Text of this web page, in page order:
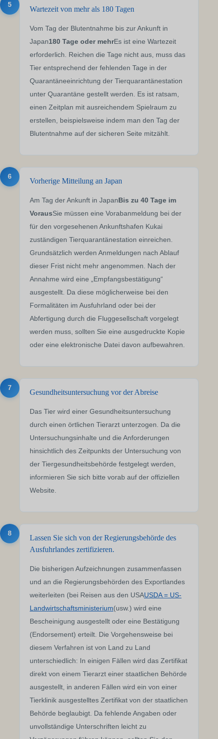
5
Wartezeit von mehr als 180 Tagen
Vom Tag der Blutentnahme bis zur Ankunft in
Japan180 Tage oder mehrEs ist eine Wartezeit
erforderlich. Reichen die Tage nicht aus, muss das
Tier entsprechend der fehlenden Tage in der
Quarantäneeinrichtung der Tierquarantänestation
unter Quarantäne gestellt werden. Es ist ratsam,
einen Zeitplan mit ausreichendem Spielraum zu
erstellen, beispielsweise indem man den Tag der
Blutentnahme auf der sicheren Seite mitzählt.
6
Vorherige Mitteilung an Japan
Am Tag der Ankunft in JapanBis zu 40 Tage im
VorausSie müssen eine Vorabanmeldung bei der
für den vorgesehenen Ankunftshafen Kukai
zuständigen Tierquarantänestation einreichen.
Grundsätzlich werden Anmeldungen nach Ablauf
dieser Frist nicht mehr angenommen. Nach der
Annahme wird eine „Empfangsbestätigung“
ausgestellt. Da diese möglicherweise bei den
Formalitäten im Ausfuhrland oder bei der
Abfertigung durch die Fluggesellschaft vorgelegt
werden muss, sollten Sie eine ausgedruckte Kopie
oder eine elektronische Datei davon aufbewahren.
7
Gesundheitsuntersuchung vor der Abreise
Das Tier wird einer Gesundheitsuntersuchung
durch einen örtlichen Tierarzt unterzogen. Da die
Untersuchungsinhalte und die Anforderungen
hinsichtlich des Zeitpunkts der Untersuchung von
der Tiergesundheitsbehörde festgelegt werden,
informieren Sie sich bitte vorab auf der offiziellen
Website.
8
Lassen Sie sich von der Regierungsbehörde des
Ausfuhrlandes zertifizieren.
Die bisherigen Aufzeichnungen zusammenfassen
und an die Regierungsbehörden des Exportlandes
weiterleiten (bei Reisen aus den USAUSDA = US-
Landwirtschaftsministerium(usw.) wird eine
Bescheinigung ausgestellt oder eine Bestätigung
(Endorsement) erteilt. Die Vorgehensweise bei
diesem Verfahren ist von Land zu Land
unterschiedlich: In einigen Fällen wird das Zertifikat
direkt von einem Tierarzt einer staatlichen Behörde
ausgestellt, in anderen Fällen wird ein von einer
Tierklinik ausgestelltes Zertifikat von der staatlichen
Behörde beglaubigt. Da fehlende Angaben oder
unvollständige Unterschriften leicht zu